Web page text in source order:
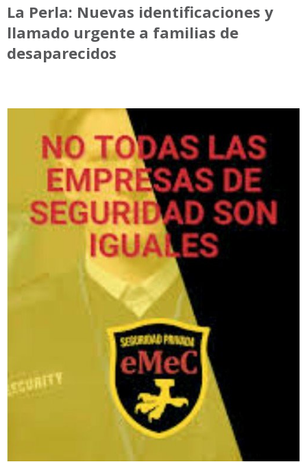
La Perla: Nuevas identificaciones y
llamado urgente a familias de
desaparecidos